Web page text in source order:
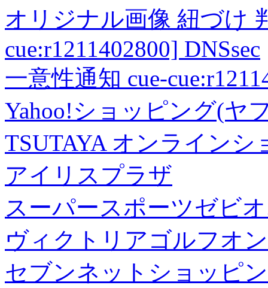
オリジナル画像 紐づけ
cue:r1211402800] DNSsec
一意性通知 cue-
Yahoo!ショッピング(ヤ
TSUTAYA オンラインシ
アイリスプラザ
スーパースポーツゼビ
ヴィクトリアゴルフオ
セブンネットショッピ